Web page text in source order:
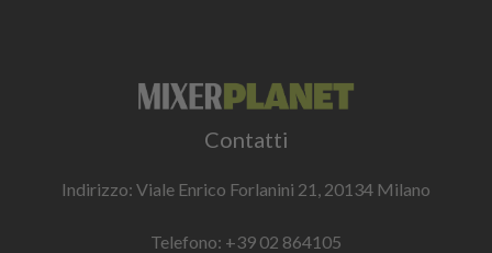
Contatti
Indirizzo: Viale Enrico Forlanini 21, 20134 Milano
Telefono: +39 02 864105